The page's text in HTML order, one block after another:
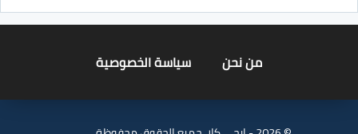
من نحن سياسة الخصوصية